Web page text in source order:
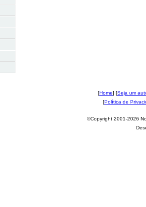
[Home] [Seja um
[Política de
©Copyright 2001-2026